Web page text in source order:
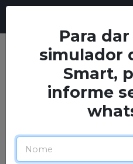
Para
simulador
Smart,
informe